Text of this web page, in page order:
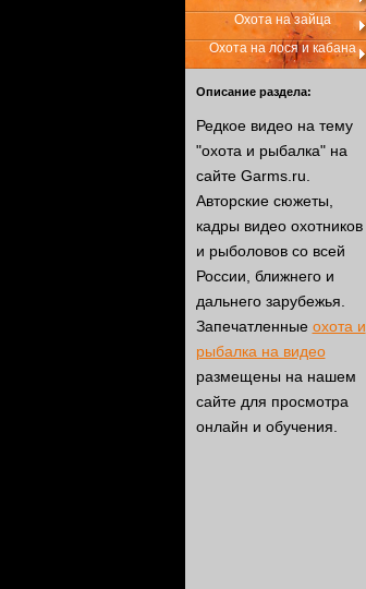
Охота на зайца
Охота на лося и кабана
Описание раздела:
Редкое видео на тему
"охота и рыбалка" на
сайте Garms.ru.
Авторские сюжеты,
кадры видео охотников
и рыболовов со всей
России, ближнего и
дальнего зарубежья.
Запечатленные охота и
рыбалка на видео
размещены на нашем
сайте для просмотра
онлайн и обучения.